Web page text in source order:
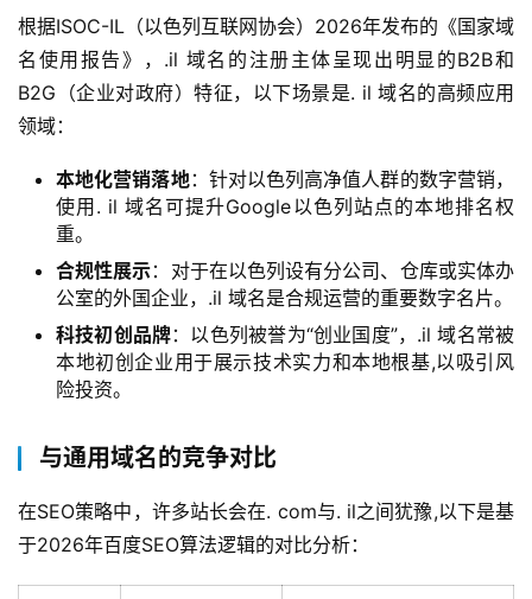
根据ISOC-IL（以色列互联网协会）2026年发布的《国家域
名使用报告》，.il 域名的注册主体呈现出明显的B2B和
B2G（企业对政府）特征，以下场景是. il 域名的高频应用
领域：
本地化营销落地：针对以色列高净值人群的数字营销，
使用. il 域名可提升Google以色列站点的本地排名权
重。
合规性展示：对于在以色列设有分公司、仓库或实体办
公室的外国企业，.il 域名是合规运营的重要数字名片。
科技初创品牌：以色列被誉为“创业国度”，.il 域名常被
本地初创企业用于展示技术实力和本地根基,以吸引风
险投资。
与通用域名的竞争对比
在SEO策略中，许多站长会在. com与. il之间犹豫,以下是基
于2026年百度SEO算法逻辑的对比分析：